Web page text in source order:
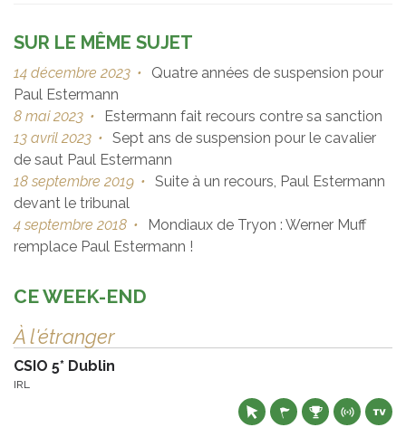
SUR LE MÊME SUJET
14 décembre 2023 •
Quatre années de suspension pour
Paul Estermann
8 mai 2023 •
Estermann fait recours contre sa sanction
13 avril 2023 • Sept ans de suspension pour le cavalier
de saut Paul Estermann
18 septembre 2019 • Suite à un recours, Paul Estermann
devant le tribunal
4 septembre 2018 •
Mondiaux de Tryon : Werner Muff
remplace Paul Estermann !
CE WEEK-END
À l'étranger
CSIO 5* Dublin
IRL